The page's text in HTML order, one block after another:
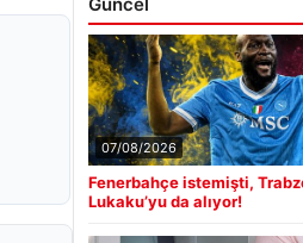
Güncel
07/08/2026
Fenerbahçe istemişti,
Lukaku’yu da alıyor!